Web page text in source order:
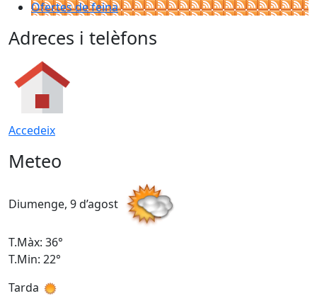
Ofertes de feina
Adreces i telèfons
Accedeix
Meteo
Diumenge, 9 d’agost
T.Màx: 36°
T.Min: 22°
Tarda